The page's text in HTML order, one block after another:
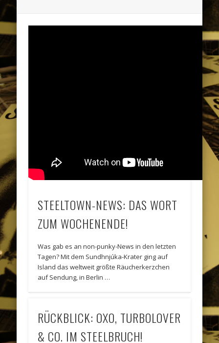
STEELTOWN-NEWS: DAS WORT
ZUM WOCHENENDE!
Was gab es an non-punky-News in den letzten
Tagen? Mit dem Sundhnjúka-Krater ging auf
Island das weltweit größte Räucherkerzchen
auf Sendung, in Berlin …
RÜCKBLICK: OXO, TURBOLOVER
& CO. IM STEELBRUCH!